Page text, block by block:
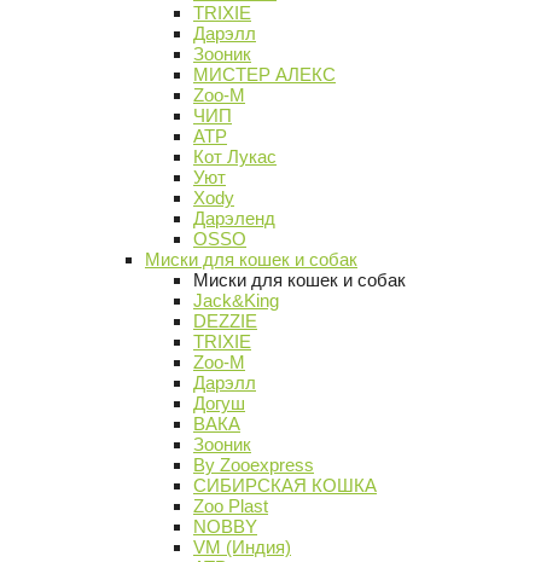
TRIXIE
Дарэлл
Зооник
МИСТЕР АЛЕКС
Zoo-M
ЧИП
АТР
Кот Лукас
Уют
Xody
Дарэленд
OSSO
Миски для кошек и собак
Миски для кошек и собак
Jack&King
DEZZIE
TRIXIE
Zoo-M
Дарэлл
Догуш
ВАКА
Зооник
By Zooexpress
СИБИРСКАЯ КОШКА
Zoo Plast
NOBBY
VM (Индия)